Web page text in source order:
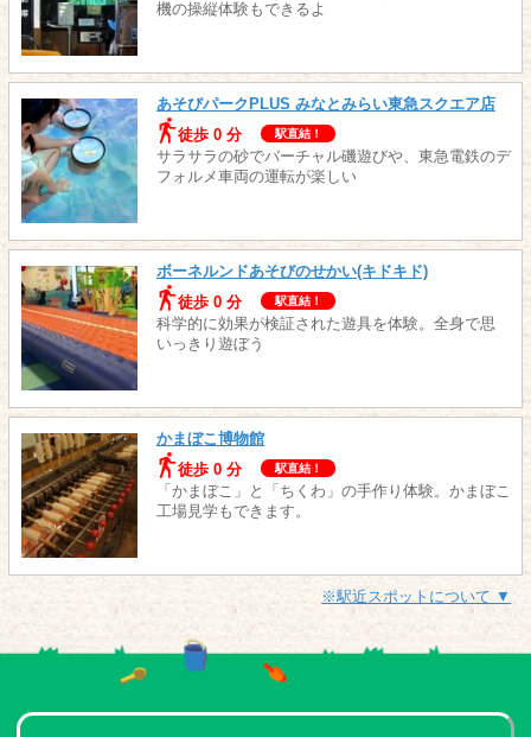
機の操縦体験もできるよ
あそびパークPLUS みなとみらい東急スクエア店
徒歩 0 分
駅直結！
サラサラの砂でバーチャル磯遊びや、東急電鉄のデ
フォルメ車両の運転が楽しい
ボーネルンドあそびのせかい(キドキド)
徒歩 0 分
駅直結！
科学的に効果が検証された遊具を体験。全身で思
いっきり遊ぼう
かまぼこ博物館
徒歩 0 分
駅直結！
「かまぼこ」と「ちくわ」の手作り体験。かまぼこ
工場見学もできます。
※駅近スポットについて ▼